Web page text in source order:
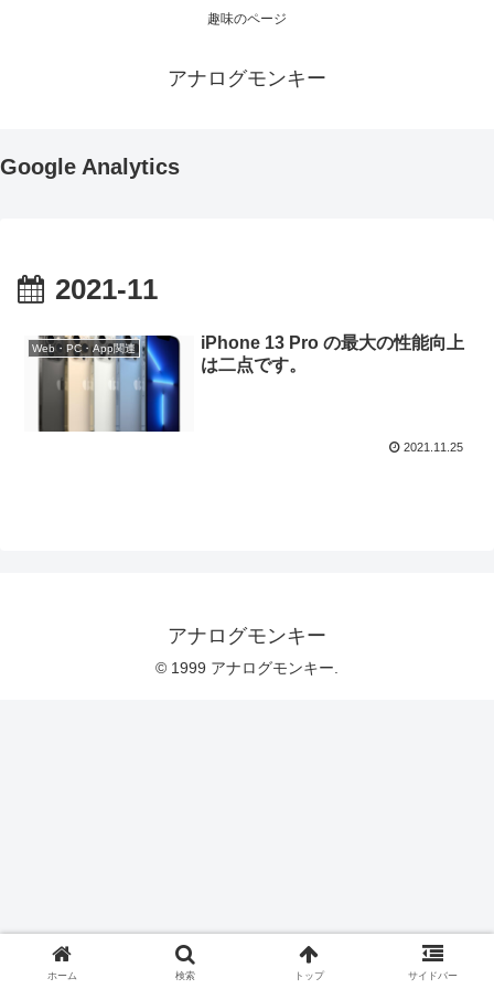
趣味のページ
アナログモンキー
Google Analytics
2021-11
Web・PC・App関連
iPhone 13 Pro の最大の性能向上
は二点です。
2021.11.25
アナログモンキー
© 1999 アナログモンキー.
ホーム 検索 トップ サイドバー